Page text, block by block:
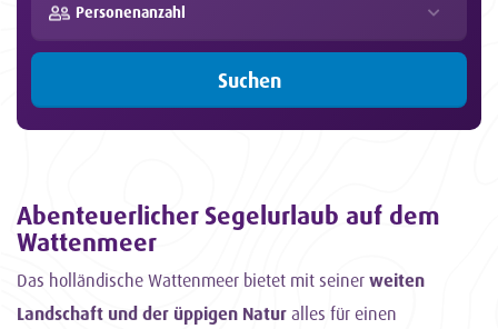
Personenanzahl
Suchen
Abenteuerlicher Segelurlaub auf dem
Wattenmeer
Das holländische Wattenmeer bietet mit seiner weiten
Landschaft und der üppigen Natur alles für einen